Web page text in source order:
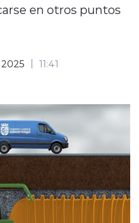
en otros puntos
11:41